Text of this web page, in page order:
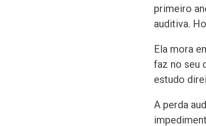
primeiro
auditiva.
Ela mora
faz no seu
estudo
A perda